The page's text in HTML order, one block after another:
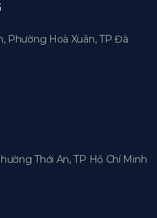
Phường Hoà Xuân, TP Đà
Thới An, TP Hồ Chí Minh